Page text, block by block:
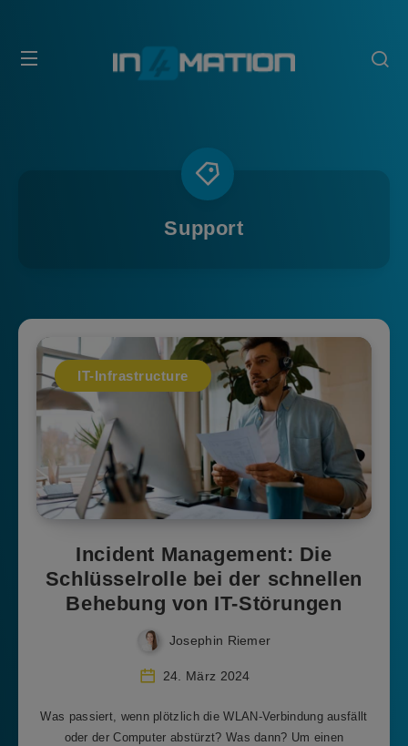
Support
IT-Infrastructure
Incident Management: Die
Schlüsselrolle bei der schnellen
Behebung von IT-Störungen
Josephin Riemer
24. März 2024
Was passiert, wenn plötzlich die WLAN-Verbindung ausfällt
oder der Computer abstürzt? Was dann? Um einen